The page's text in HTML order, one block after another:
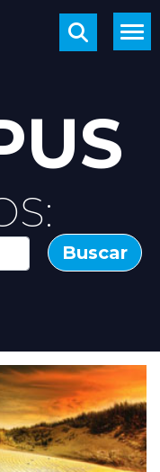
Buscar